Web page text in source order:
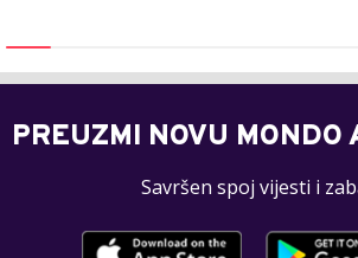
PREUZMI NOVU MONDO
Savršen spoj vijesti i